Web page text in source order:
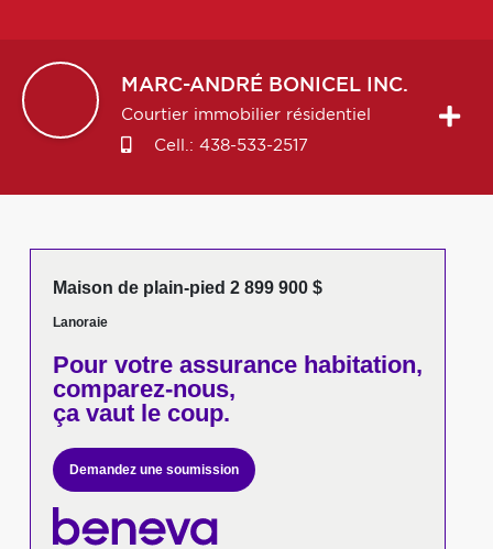
MARC-ANDRÉ BONICEL INC.
Courtier immobilier résidentiel
Cell.: 438-533-2517
Maison de plain-pied 2 899 900 $
Lanoraie
Pour votreassurance habitation,
comparez-nous,
ça vaut le coup.
Demandez une soumission